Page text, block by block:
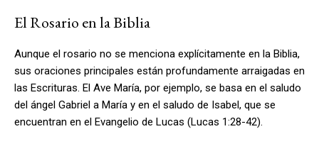
El Rosario en la Biblia
Aunque el rosario no se menciona explícitamente en la Biblia,
sus oraciones principales están profundamente arraigadas en
las Escrituras. El Ave María, por ejemplo, se basa en el saludo
del ángel Gabriel a María y en el saludo de Isabel, que se
encuentran en el Evangelio de Lucas (Lucas 1:28-42).